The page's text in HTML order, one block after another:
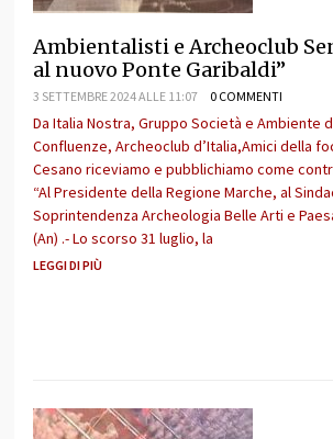
Ambientalisti e Archeoclub
al nuovo Ponte Garibaldi”
3 SETTEMBRE 2024 ALLE 11:07 0 COMMENTI
Da Italia Nostra, Gruppo Società e Ambiente
Confluenze, Archeoclub d’Italia,Amici della
Cesano riceviamo e pubblichiamo come
“Al Presidente della Regione Marche, al
Soprintendenza Archeologia Belle Arti e
(An) .- Lo scorso 31 luglio, la
LEGGI DI PIÙ